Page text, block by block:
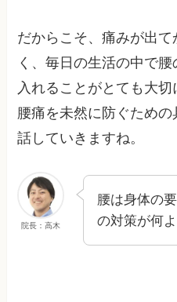
だからこそ、痛みが出
く、毎日の生活の中で
入れることがとても大
腰痛を未然に防ぐため
話していきますね。
院長：高木
腰は身体の
の対策が何